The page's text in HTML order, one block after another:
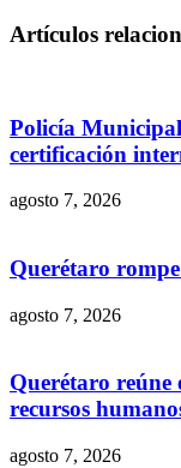
Artículos
Policía
certificación
agosto 7, 2026
Querétaro
agosto 7, 2026
Querétaro reúne
recursos
agosto 7, 2026